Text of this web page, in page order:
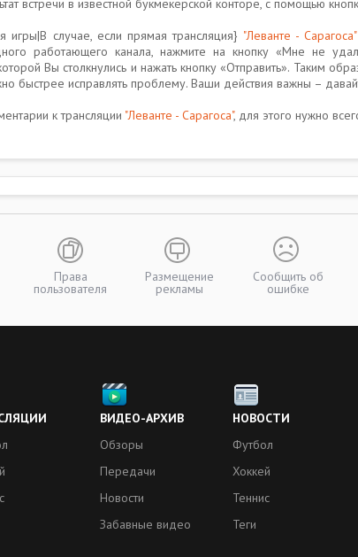
встречи в известной букмекерской конторе, с помощью
игры|В случае, если прямая трансляция} "Леванте - Сарагоса"
работающего канала, нажмите на кнопку «Мне не
Вы столкнулись и нажать кнопку «Отправить». Таким
быстрее исправлять проблему. Ваши действия важны –
к трансляции "Леванте - Сарагоса", для этого нужно
Права
пользователя
Размещение
рекламы
Сообщить об
ошибке
ВИДЕО-АРХИВ
Обзоры
Передачи
Новости
Забавные видео
НОВОСТИ
Футбол
Хоккей
Теннис
Теги